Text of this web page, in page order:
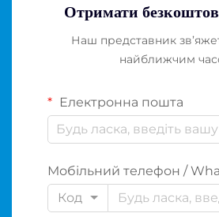
Отримати
Наш представник
найближчим
Електронна пошта
Мобільний телефон /
Код